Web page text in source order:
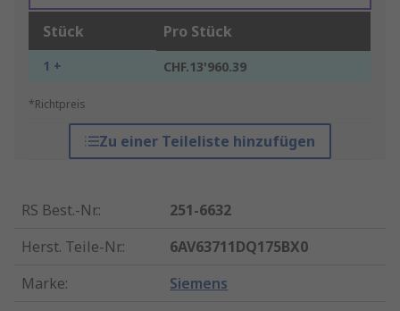
Stück Pro Stück
1 + CHF.13'960.39
*Richtpreis
Zu einer Teileliste hinzufügen
RS Best.-Nr.:
251-6632
Herst. Teile-Nr.:
6AV63711DQ175BX0
Marke: Siemens